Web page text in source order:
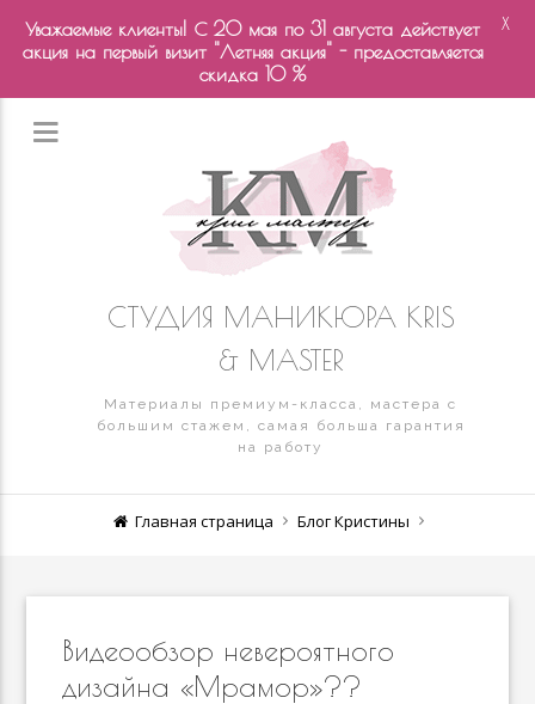
СТУДИЯ МАНИКЮРА KRIS
& MASTER
Материалы премиум-класса, мастера с
большим стажем, самая больша гарантия
на работу
Главная страница Блог Кристины
Видеообзор невероятного
дизайна «Мрамор»??
Уважаемые клиенты! С 20 мая по 31 августа действует
акция на первый визит "Летняя акция" - предоставляется
скидка 10 %
X